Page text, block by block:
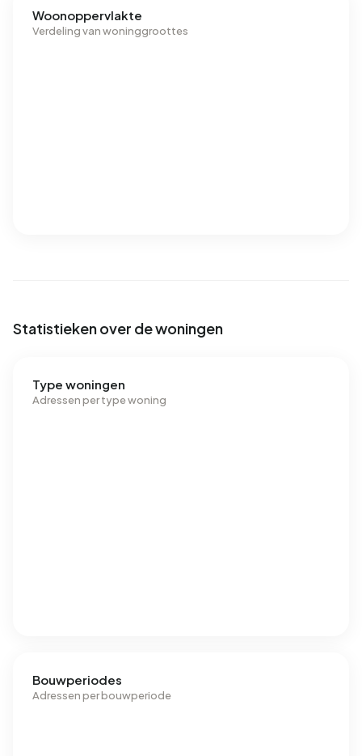
Woonoppervlakte
Verdeling van woninggroottes
Statistieken over de woningen
Type woningen
Adressen per type woning
Bouwperiodes
Adressen per bouwperiode